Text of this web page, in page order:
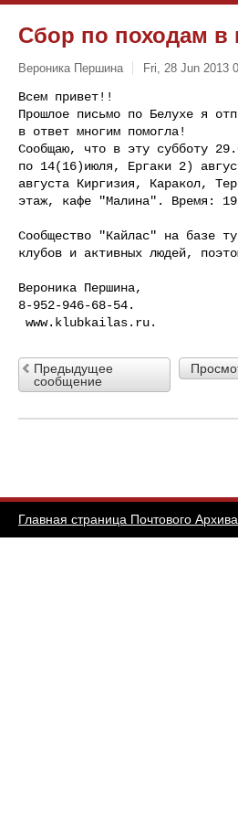
Сбор по походам в
Вероника Першина Fri, 28 Jun 2013
Всем привет!!
Прошлое письмо по Белухе я
в ответ многим помогла!
Сообщаю, что в эту субботу
по 14(16)июля, Ергаки 2)
августа Киргизия, Каракол,
этаж, кафе "Малина". Время:
Сообщество "Кайлас" на базе
клубов и активных людей,
Вероника Першина,
8-952-946-68-54.
Предыдущее
сообщение
Главная страница Почтового Архива